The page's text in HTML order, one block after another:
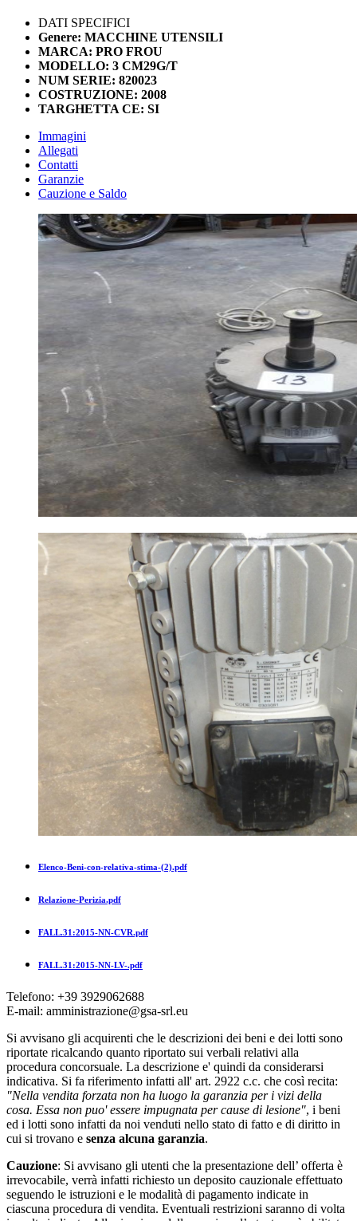
DATI SPECIFICI
Genere: MACCHINE UTENSILI
MARCA: PRO FROU
MODELLO: 3 CM29G/T
NUM SERIE: 820023
COSTRUZIONE: 2008
TARGHETTA CE: SI
Immagini
Allegati
Contatti
Garanzie
Cauzione e Saldo
Elenco-Beni-con-relativa-stima-(2).pdf
Relazione-Perizia.pdf
FALL.31:2015-NN-CVR.pdf
FALL.31:2015-NN-LV-.pdf
Telefono: +39 3929062688
E-mail: amministrazione@gsa-srl.eu
Si avvisano gli acquirenti che le descrizioni dei beni e dei lotti sono
riportate ricalcando quanto riportato sui verbali relativi alla
procedura concorsuale. La descrizione e' quindi da considerarsi
indicativa. Si fa riferimento infatti all' art. 2922 c.c. che così recita:
"Nella vendita forzata non ha luogo la garanzia per i vizi della
cosa. Essa non puo' essere impugnata per cause di lesione", i beni
ed i lotti sono infatti da noi venduti nello stato di fatto e di diritto in
cui si trovano e senza alcuna garanzia.
Cauzione: Si avvisano gli utenti che la presentazione dell’ offerta è
irrevocabile, verrà infatti richiesto un deposito cauzionale effettuato
seguendo le istruzioni e le modalità di pagamento indicate in
ciascuna procedura di vendita. Eventuali restrizioni saranno di volta